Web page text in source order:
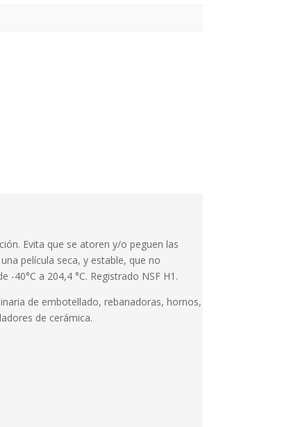
Evita que se atoren y/o peguen las
película seca, y estable, que no
40°C a 204,4 °C. Registrado NSF H1.
de embotellado, rebanadoras, hornos,
de cerámica.